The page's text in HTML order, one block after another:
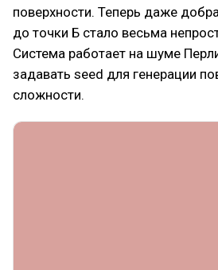
поверхности. Теперь даже
до точки Б стало весьма
Система работает на шуме
задавать seed для генерации
сложности.